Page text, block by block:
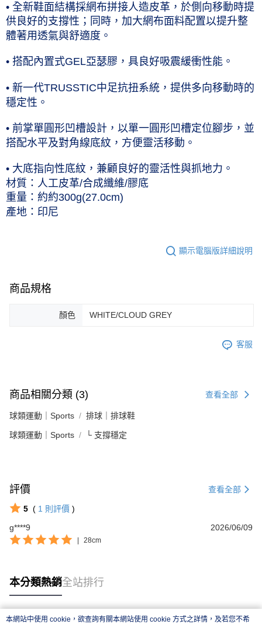
• 全新鞋面結構採網布拼接人造皮革，於側向移動時提
供良好的支撐性；同時，加大網布面料配置以提升整
體著用透氣與舒適度。
• 搭配內置式GEL亞瑟膠，具良好吸震緩衝性能。
• 新一代TRUSSTIC中足抗扭系統，提供多向移動時的
穩定性。
• 前掌單圓形凹槽設計，以單一圓形凹槽定位腳步，並
搭配水平及對角線底紋，方便靈活移動。
• 大底指向性底紋，兼顧良好的靈活性與抓地力。
材質：人工皮革/合成纖維/膠底
重量：約約300g(27.0cm)
產地：印尼
顯示電腦版詳細說明
商品規格
顏色 WHITE/CLOUD GREY
客服
商品相關分類 (3) 查看全部
球類運動｜Sports 排球｜排球鞋
球類運動｜Sports └ 支撐穩定
評價 查看全部
5 ( 1 則評價 )
g****9
2026/06/09
28cm
本分類熱銷全站排行
本網站中使用 cookie，欲查詢有關本網站使用 cookie 方式之詳情，及若您不希